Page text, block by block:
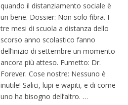
quando il distanziamento sociale è
un bene. Dossier: Non solo fibra. I
tre mesi di scuola a distanza dello
scorso anno scolastico fanno
dell’inizio di settembre un momento
ancora più atteso. Fumetto: Dr.
Forever. Cose nostre: Nessuno è
inutile! Salici, lupi e wapiti, e di come
uno ha bisogno dell’altro. …